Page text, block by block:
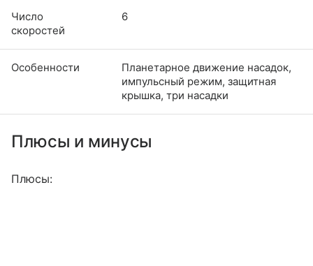
Число
скоростей
6
Особенности
Планетарное движение насадок,
импульсный режим, защитная
крышка, три насадки
Плюсы и минусы
Плюсы: